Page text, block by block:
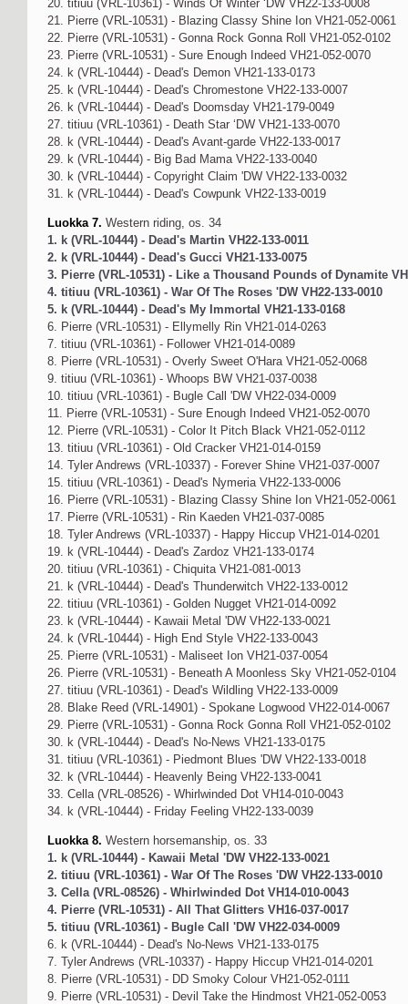
20. titiuu (VRL-10361) - Winds Of Winter ‘DW VH22-133-0008
21. Pierre (VRL-10531) - Blazing Classy Shine Ion VH21-052-0061
22. Pierre (VRL-10531) - Gonna Rock Gonna Roll VH21-052-0102
23. Pierre (VRL-10531) - Sure Enough Indeed VH21-052-0070
24. k (VRL-10444) - Dead's Demon VH21-133-0173
25. k (VRL-10444) - Dead's Chromestone VH22-133-0007
26. k (VRL-10444) - Dead's Doomsday VH21-179-0049
27. titiuu (VRL-10361) - Death Star ‘DW VH21-133-0070
28. k (VRL-10444) - Dead's Avant-garde VH22-133-0017
29. k (VRL-10444) - Big Bad Mama VH22-133-0040
30. k (VRL-10444) - Copyright Claim 'DW VH22-133-0032
31. k (VRL-10444) - Dead's Cowpunk VH22-133-0019
Luokka 7. Western riding, os. 34
1. k (VRL-10444) - Dead's Martin VH22-133-0011
2. k (VRL-10444) - Dead's Gucci VH21-133-0075
3. Pierre (VRL-10531) - Like a Thousand Pounds of Dynamite
4. titiuu (VRL-10361) - War Of The Roses 'DW VH22-133-0010
5. k (VRL-10444) - Dead's My Immortal VH21-133-0168
6. Pierre (VRL-10531) - Ellymelly Rin VH21-014-0263
7. titiuu (VRL-10361) - Follower VH21-014-0089
8. Pierre (VRL-10531) - Overly Sweet O'Hara VH21-052-0068
9. titiuu (VRL-10361) - Whoops BW VH21-037-0038
10. titiuu (VRL-10361) - Bugle Call 'DW VH22-034-0009
11. Pierre (VRL-10531) - Sure Enough Indeed VH21-052-0070
12. Pierre (VRL-10531) - Color It Pitch Black VH21-052-0112
13. titiuu (VRL-10361) - Old Cracker VH21-014-0159
14. Tyler Andrews (VRL-10337) - Forever Shine VH21-037-0007
15. titiuu (VRL-10361) - Dead's Nymeria VH22-133-0006
16. Pierre (VRL-10531) - Blazing Classy Shine Ion VH21-052-0061
17. Pierre (VRL-10531) - Rin Kaeden VH21-037-0085
18. Tyler Andrews (VRL-10337) - Happy Hiccup VH21-014-0201
19. k (VRL-10444) - Dead's Zardoz VH21-133-0174
20. titiuu (VRL-10361) - Chiquita VH21-081-0013
21. k (VRL-10444) - Dead's Thunderwitch VH22-133-0012
22. titiuu (VRL-10361) - Golden Nugget VH21-014-0092
23. k (VRL-10444) - Kawaii Metal 'DW VH22-133-0021
24. k (VRL-10444) - High End Style VH22-133-0043
25. Pierre (VRL-10531) - Maliseet Ion VH21-037-0054
26. Pierre (VRL-10531) - Beneath A Moonless Sky VH21-052-0104
27. titiuu (VRL-10361) - Dead's Wildling VH22-133-0009
28. Blake Reed (VRL-14901) - Spokane Logwood VH22-014-0067
29. Pierre (VRL-10531) - Gonna Rock Gonna Roll VH21-052-0102
30. k (VRL-10444) - Dead's No-News VH21-133-0175
31. titiuu (VRL-10361) - Piedmont Blues 'DW VH22-133-0018
32. k (VRL-10444) - Heavenly Being VH22-133-0041
33. Cella (VRL-08526) - Whirlwinded Dot VH14-010-0043
34. k (VRL-10444) - Friday Feeling VH22-133-0039
Luokka 8. Western horsemanship, os. 33
1. k (VRL-10444) - Kawaii Metal 'DW VH22-133-0021
2. titiuu (VRL-10361) - War Of The Roses 'DW VH22-133-0010
3. Cella (VRL-08526) - Whirlwinded Dot VH14-010-0043
4. Pierre (VRL-10531) - All That Glitters VH16-037-0017
5. titiuu (VRL-10361) - Bugle Call 'DW VH22-034-0009
6. k (VRL-10444) - Dead's No-News VH21-133-0175
7. Tyler Andrews (VRL-10337) - Happy Hiccup VH21-014-0201
8. Pierre (VRL-10531) - DD Smoky Colour VH21-052-0111
9. Pierre (VRL-10531) - Devil Take the Hindmost VH21-052-0053